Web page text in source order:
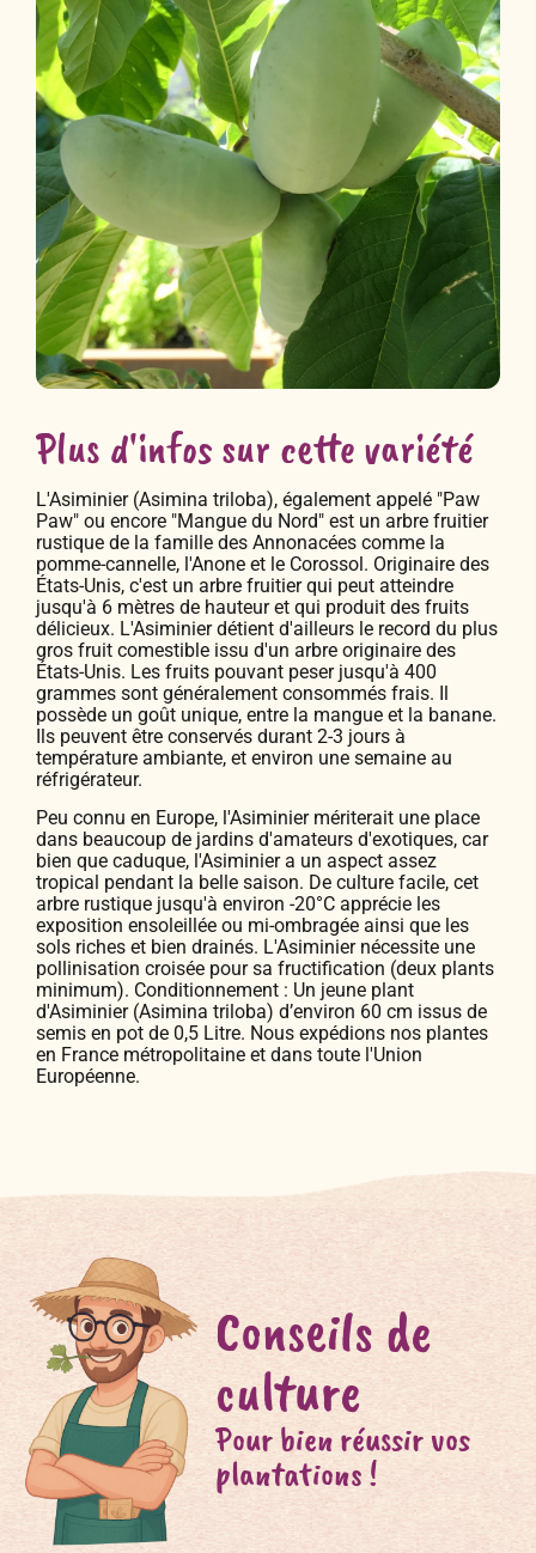
Plus d'infos sur cette variété
L'Asiminier (Asimina triloba), également appelé "Paw
Paw" ou encore "Mangue du Nord" est un arbre fruitier
rustique de la famille des Annonacées comme la
pomme-cannelle, l'Anone et le Corossol. Originaire des
États-Unis, c'est un arbre fruitier qui peut atteindre
jusqu'à 6 mètres de hauteur et qui produit des fruits
délicieux. L'Asiminier détient d'ailleurs le record du plus
gros fruit comestible issu d'un arbre originaire des
États-Unis. Les fruits pouvant peser jusqu'à 400
grammes sont généralement consommés frais. Il
possède un goût unique, entre la mangue et la banane.
Ils peuvent être conservés durant 2-3 jours à
température ambiante, et environ une semaine au
réfrigérateur.
Peu connu en Europe, l'Asiminier mériterait une place
dans beaucoup de jardins d'amateurs d'exotiques, car
bien que caduque, l'Asiminier a un aspect assez
tropical pendant la belle saison. De culture facile, cet
arbre rustique jusqu'à environ -20°C apprécie les
exposition ensoleillée ou mi-ombragée ainsi que les
sols riches et bien drainés. L'Asiminier nécessite une
pollinisation croisée pour sa fructification (deux plants
minimum). Conditionnement : Un jeune plant
d'Asiminier (Asimina triloba) d’environ 60 cm issus de
semis en pot de 0,5 Litre. Nous expédions nos plantes
en France métropolitaine et dans toute l'Union
Européenne.
Conseils de
culture
Pour bien réussir vos
plantations !